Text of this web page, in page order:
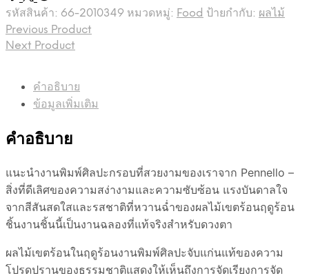
รหัสสินค้า: 66-2010349 หมวดหมู่: Food ป้ายกำกับ: ผลไม้
Previous Product
Next Product
คำอธิบาย
ข้อมูลเพิ่มเติม
คำอธิบาย
แนะนำงานพิมพ์ศิลปะกรอบที่สวยงามของเราจาก Pennello –
สิ่งที่ดีเลิศของความสง่างามและความซับซ้อน แรงบันดาลใจ
จากสีสันสดใสและรสชาติที่หวานฉ่ำของผลไม้เขตร้อนฤดูร้อน
ชิ้นงานชิ้นนี้เป็นงานฉลองที่แท้จริงสำหรับดวงตา
ผลไม้เขตร้อนในฤดูร้อนงานพิมพ์ศิลปะจับแก่นแท้ของความ
โปรดปรานของธรรมชาติแสดงให้เห็นถึงการจัดเรียงการจัด